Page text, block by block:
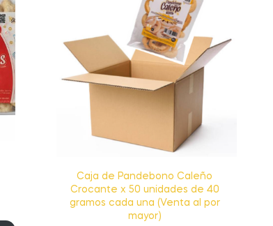
Caja de Pandebono Caleño
Crocante x 50 unidades de 40
gramos cada una (Venta al por
mayor)